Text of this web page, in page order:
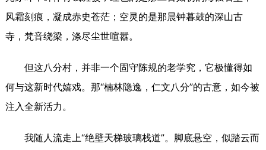
风霜刻痕，凝成赤史苍茫；空灵的是那晨钟暮鼓的深山古
寺，梵音绕梁，涤尽尘世喧嚣。
但这八分村，并非一个固守陈规的老学究，它极懂得如
何与这新时代嬉戏。那“楠林隐逸，仁文八分”的古意，如今被
注入全新活力。
我随人流走上“绝壁天梯玻璃栈道”。脚底悬空，似踏云而